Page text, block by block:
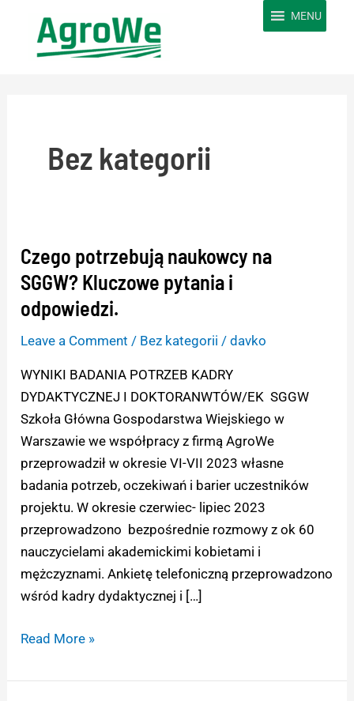
content
MENU
Bez kategorii
Czego potrzebują naukowcy na
SGGW? Kluczowe pytania i
odpowiedzi.
Leave a Comment / Bez kategorii /davko
WYNIKI BADANIA POTRZEB KADRY
DYDAKTYCZNEJ I DOKTORANWTÓW/EK SGGW
Szkoła Główna Gospodarstwa Wiejskiego w
Warszawie we współpracy z firmą AgroWe
przeprowadził w okresie VI-VII 2023 własne
badania potrzeb, oczekiwań i barier uczestników
projektu. W okresie czerwiec- lipiec 2023
przeprowadzono bezpośrednie rozmowy z ok 60
nauczycielami akademickimi kobietami i
mężczyznami. Ankietę telefoniczną przeprowadzono
wśród kadry dydaktycznej i […]
Czego
potrzebują
naukowcy
na
SGGW?
Read More »